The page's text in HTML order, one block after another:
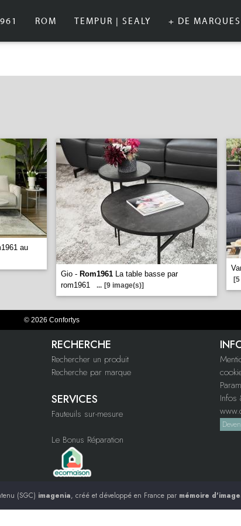
ROM TEMPUR | SEALY + DE MARQUES
au
Gio - Rom1961 La table basse par
rom1961
... [9 image(s)]
© 2026 Confortys
RECHERCHE
Rechercher un produit
Recherche par marque
SERVICES
Fauteuils sur-mesure
Le Bonus Réparation
Infos
(SGC) imagenia, créé et développé en France par mémoire